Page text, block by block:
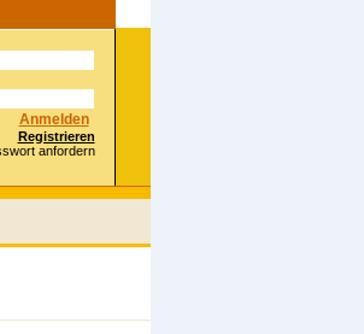
Registrieren
anfordern